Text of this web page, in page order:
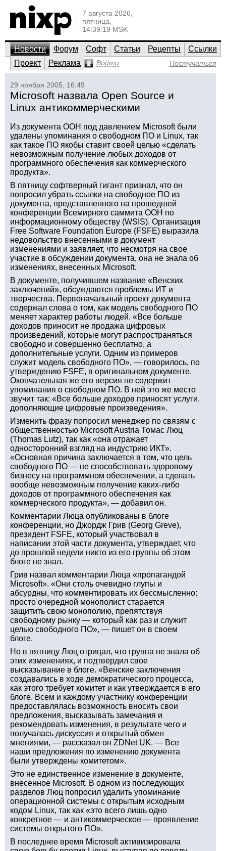
7 августа 2026,
пятница,
14:39:19 MSK
Новости Форум Софт Статьи Рецепты
Ссылки
Проект
Реклама Войти Постучаться
29 ноября 2005, 16:49
Microsoft назвала Open Source и
Linux антикоммерческими
Из документа ООН под давлением Microsoft были
удалены упоминания о свободном ПО и Linux, так
как такое ПО якобы ставит своей целью «сделать
невозможным получение любых доходов от
программного обеспечения как коммерческого
продукта».
В пятницу софтверный гигант признал, что он
попросил убрать ссылки на свободное ПО из
документа, представленного на прошедшей
конференции Всемирного саммита ООН по
информационному обществу (WSIS). Организация
Free Software Foundation Europe (FSFE) выразила
недовольство внесенными в документ
изменениями и заявляет, что несмотря на свое
участие в обсуждении документа, она не знала об
изменениях, внесенных Microsoft.
В документе, получившем название «Венских
заключений», обсуждаются проблемы ИТ и
творчества. Первоначальный проект документа
содержал слова о том, как модель свободного ПО
меняет характер работы людей. «Все больше
доходов приносит не продажа цифровых
произведений, которые могут распространяться
свободно и совершенно бесплатно, а
дополнительные услуги. Одним из примеров
служит модель свободного ПО», — говорилось, по
утверждению FSFE, в оригинальном документе.
Окончательная же его версия не содержит
упоминания о свободном ПО. В ней это же место
звучит так: «Все больше доходов приносят услуги,
дополняющие цифровые произведения».
Изменить фразу попросил менеджер по связям с
общественностью Microsoft Austria Томас Люц
(Thomas Lutz), так как «она отражает
односторонний взгляд на индустрию ИКТ».
«Основная причина заключается в том, что цель
свободного ПО — не способствовать здоровому
бизнесу на программном обеспечении, а сделать
вообще невозможным получение каких-либо
доходов от программного обеспечения как
коммерческого продукта», — добавил он.
Комментарии Люца опубликованы в блоге
конференции, но Джордж Грив (Georg Greve),
президент FSFE, который участвовал в
написании этой части документа, утверждает, что
до прошлой недели никто из его группы об этом
блоге не знал.
Грив назвал комментарии Люца «пропагандой
Microsoft». «Они столь очевидно глупы и
абсурдны, что комментировать их бессмысленно:
просто очередной монополист старается
защитить свою монополию, препятствуя
свободному рынку — который как раз и служит
целью свободного ПО», — пишет он в своем
блоге.
Но в пятницу Люц отрицал, что группа не знала об
этих изменениях, и подтвердил свое
высказывание в блоге. «Венские заключения
создавались в ходе демократического процесса,
как этого требует комитет и как утверждается в его
блоге. Всем и каждому участнику конференции
предоставлялась возможность вносить свои
предложения, высказывать замечания и
рекомендовать изменения, в результате чего и
получалась дискуссия и открытый обмен
мнениями, — рассказал он ZDNet UK. — Все
наши предложения по изменению документа
были утверждены комитетом».
Это не единственное изменение в документе,
внесенное Microsoft. В одном из последующих
разделов Люц попросил удалить упоминание
операционной системы с открытым исходным
кодом Linux, так как «это всего лишь одно
конкретное — и антикоммерческое — проявление
системы открытого ПО».
В последнее время Microsoft активизировала